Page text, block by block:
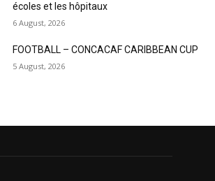
écoles et les hôpitaux
6 August, 2026
FOOTBALL – CONCACAF CARIBBEAN CUP
5 August, 2026